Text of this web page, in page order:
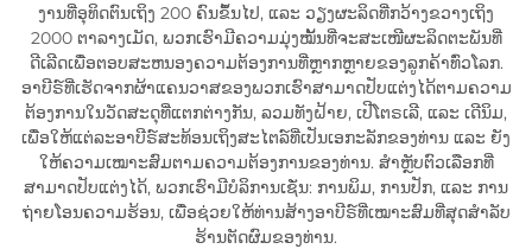
ງານທີ່ອຸທິດຕົນເຖິງ 200 ຄົນຂຶ້ນໄປ, ແລະ ວຽງຜະລິດທີ່ກວ້າງຂວາງເຖິງ
2000 ຕາລາງເມັດ, ພວກເຮົາມີຄວາມມຸ່ງໝັ້ນທີ່ຈະສະເໜີຜະລິດຕະພັນທີ່
ດີເລີດເພື່ອຕອບສະຫນອງຄວາມຕ້ອງການທີ່ຫຼາກຫຼາຍຂອງລູກຄ້າທົ່ວໂລກ.
ອາບີຣ໌ທີ່ເຮັດຈາກຜ້າແຄນວາສຂອງພວກເຮົາສາມາດປັບແຕ່ງໄດ້ຕາມຄວາມ
ຕ້ອງການໃນວັດສະດຸທີ່ແຕກຕ່າງກັນ, ລວມທັງຝ້າຍ, ເປີໂຕຣເລີ, ແລະ ເດີນິມ,
ເພື່ອໃຫ້ແຕ່ລະອາບີຣ໌ສະທ້ອນເຖິງສະໄຕລ໌ທີ່ເປັນເອກະລັກຂອງທ່ານ ແລະ ຍັງ
ໃຫ້ຄວາມເໝາະສົມຕາມຄວາມຕ້ອງການຂອງທ່ານ. ສຳຫຼັບຕົວເລືອກທີ່
ສາມາດປັບແຕ່ງໄດ້, ພວກເຮົາມີບໍລິການເຊັ່ນ: ການພິມ, ການປັກ, ແລະ ການ
ຖ່າຍໂອນຄວາມຮ້ອນ, ເພື່ອຊ່ວຍໃຫ້ທ່ານສ້າງອາບີຣ໌ທີ່ເໝາະສົມທີ່ສຸດສຳລັບ
ຮ້ານຕັດຜົມຂອງທ່ານ.